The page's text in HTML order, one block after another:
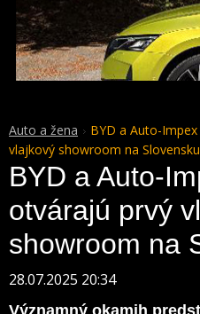
Auto a žena
BYD a Auto-
vlajkový showroom na Slovensku
BYD a Auto-
otvárajú prvý
showroom na
28.07.2025 20:34
Významný okamih